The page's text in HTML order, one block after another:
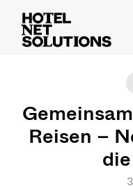
Reisen –